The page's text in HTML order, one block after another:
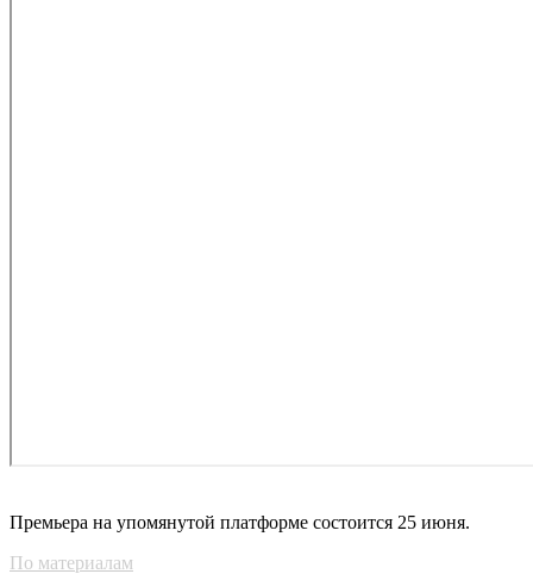
Премьера на упомянутой платформе состоится 25 июня.
По материалам